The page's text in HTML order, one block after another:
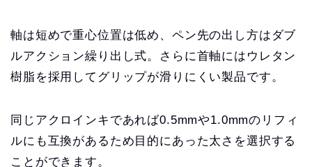
軸は短めで重心位置は低め、ペン先の出し方はダブ
ルアクション繰り出し式。さらに首軸にはウレタン
樹脂を採用してグリップが滑りにくい製品です。
同じアクロインキであれば0.5mmや1.0mmのリフィ
ルにも互換があるため目的にあった太さを選択する
ことができます。